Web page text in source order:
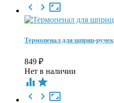

 
Термопенал для шприц-ручек
849 ₽
Нет в наличии
 

 